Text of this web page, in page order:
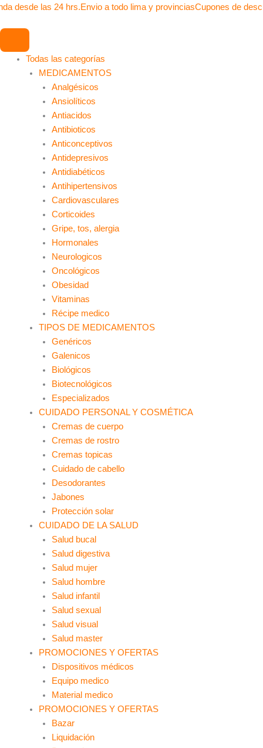
Ir
contenido
desde las 24 hrs.Envio a todo lima y provinciasCupones de
Todas las categorías
MEDICAMENTOS
Analgésicos
Ansiolíticos
Antiacidos
Antibioticos
Anticonceptivos
Antidepresivos
Antidiabéticos
Antihipertensivos
Cardiovasculares
Corticoides
Gripe, tos, alergia
Hormonales
Neurologicos
Oncológicos
Obesidad
Vitaminas
Récipe medico
TIPOS DE MEDICAMENTOS
Genéricos
Galenicos
Biológicos
Biotecnológicos
Especializados
CUIDADO PERSONAL Y COSMÉTICA
Cremas de cuerpo
Cremas de rostro
Cremas topicas
Cuidado de cabello
Desodorantes
Jabones
Protección solar
CUIDADO DE LA SALUD
Salud bucal
Salud digestiva
Salud mujer
Salud hombre
Salud infantil
Salud sexual
Salud visual
Salud master
PROMOCIONES Y OFERTAS
Dispositivos médicos
Equipo medico
Material medico
PROMOCIONES Y OFERTAS
Bazar
Liquidación